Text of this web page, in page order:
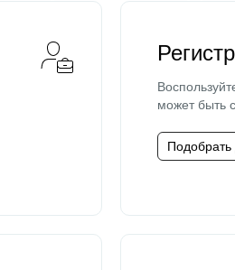
может быть